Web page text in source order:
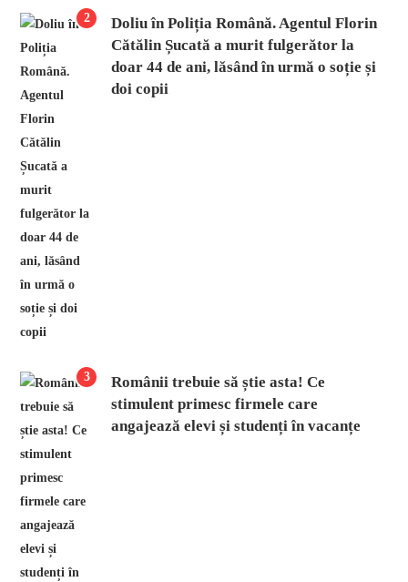
2
Doliu în Poliția Română. Agentul Florin
Cătălin Șucată a murit fulgerător la
doar 44 de ani, lăsând în urmă o soție și
doi copii
3
Românii trebuie să știe asta! Ce
stimulent primesc firmele care
angajează elevi și studenți în vacanțe